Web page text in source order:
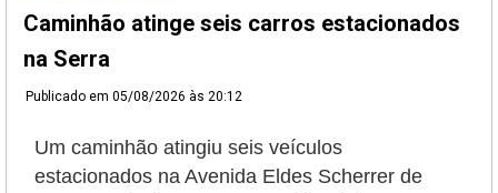
Caminhão atinge seis carros estacionados
na Serra
Publicado em 05/08/2026 às 20:12
Um caminhão atingiu seis veículos
estacionados na Avenida Eldes Scherrer de